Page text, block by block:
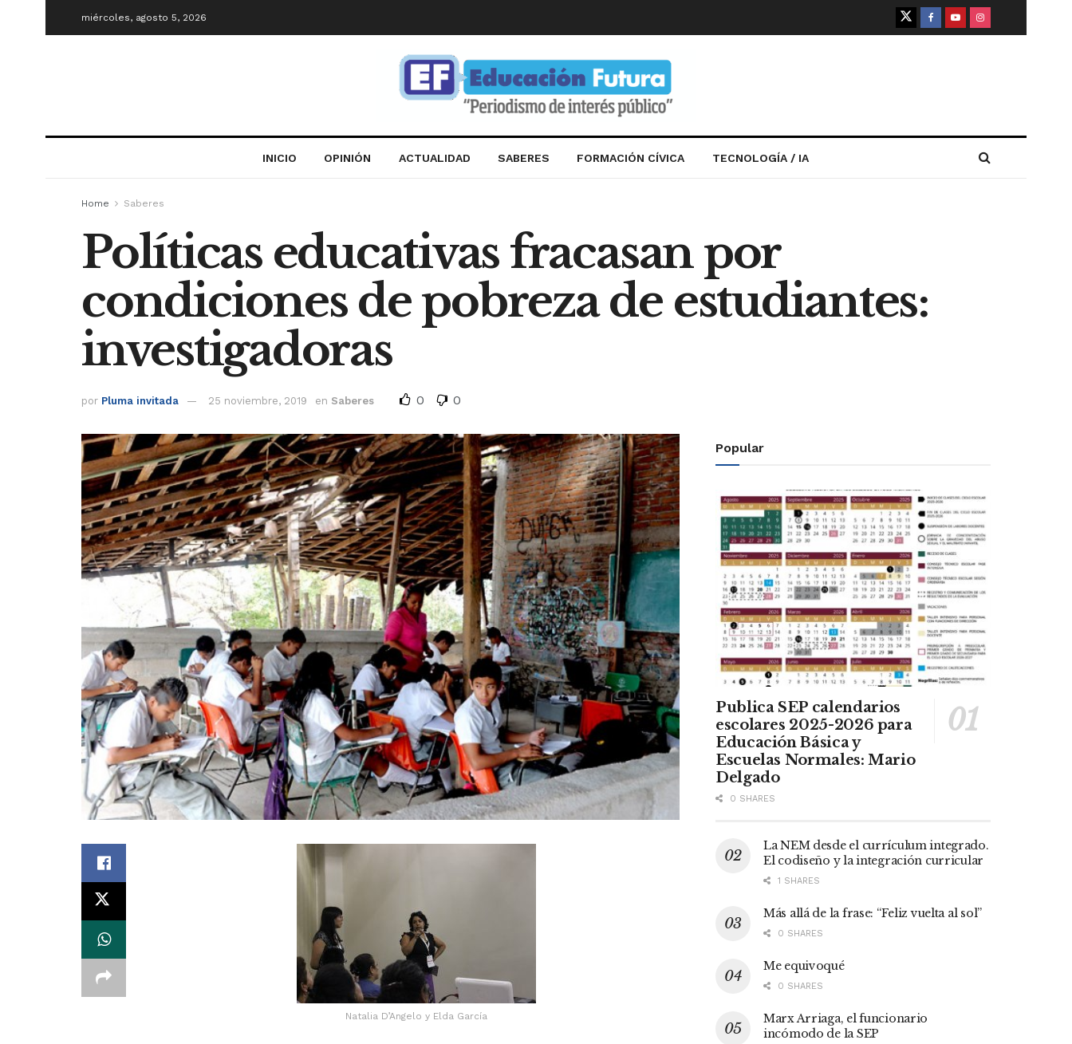
miércoles, agosto 5, 2026
INICIO OPINIÓN ACTUALIDAD SABERES FORMACIÓN CÍVICA TECNOLOGÍA / IA
Home Saberes
Políticas educativas fracasan por
condiciones de pobreza de estudiantes:
investigadoras
por Pluma invitada 25 noviembre, 2019 en Saberes 0 0
Natalia D’Angelo y Elda García
Popular
Publica SEP calendarios
escolares 2025-2026 para
Educación Básica y
Escuelas Normales: Mario
Delgado
0 SHARES
La NEM desde el currículum integrado.
El codiseño y la integración curricular
1 SHARES
Más allá de la frase: “Feliz vuelta al sol”
0 SHARES
Me equivoqué
0 SHARES
Marx Arriaga, el funcionario
incómodo de la SEP